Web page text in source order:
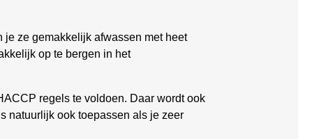
ze gemakkelijk afwassen met heet
op te bergen in het
regels te voldoen. Daar wordt ook
natuurlijk ook toepassen als je zeer